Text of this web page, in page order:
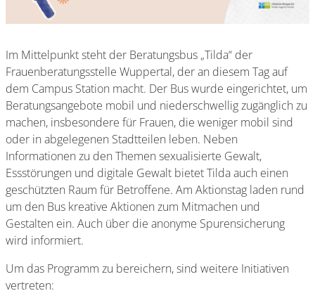
Im Mittelpunkt steht der Beratungsbus „Tilda“ der
Frauenberatungsstelle Wuppertal, der an diesem Tag auf
dem Campus Station macht. Der Bus wurde eingerichtet, um
Beratungsangebote mobil und niederschwellig zugänglich zu
machen, insbesondere für Frauen, die weniger mobil sind
oder in abgelegenen Stadtteilen leben. Neben
Informationen zu den Themen sexualisierte Gewalt,
Essstörungen und digitale Gewalt bietet Tilda auch einen
geschützten Raum für Betroffene. Am Aktionstag laden rund
um den Bus kreative Aktionen zum Mitmachen und
Gestalten ein. Auch über die anonyme Spurensicherung
wird informiert.
Um das Programm zu bereichern, sind weitere Initiativen
vertreten: